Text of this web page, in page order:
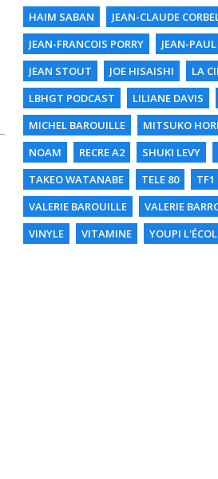
HAIM SABAN
JEAN-CLAUDE
JEAN-FRANCOIS PORRY
JEAN-PAUL
JEAN STOUT
JOE HISAISHI
LA
LBHGT PODCAST
LILIANE DAVIS
MICHEL BAROUILLE
MITSUKO
NOAM
RECRE A2 SHUKI LEVY
TAKEO WATANABE
TELE 80 TF1
VALERIE BAROUILLE
VALERIE
VINYLE
VITAMINE YOUPI